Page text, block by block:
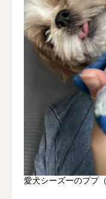
愛犬シーズーのププ